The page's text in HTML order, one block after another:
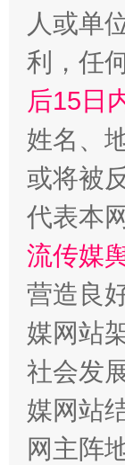
完善运行
东山县通报“
人或单
利，任
后15日
姓名、
或将被
代表本
流传媒
营造良
媒网站
社会发
媒网站
网主阵